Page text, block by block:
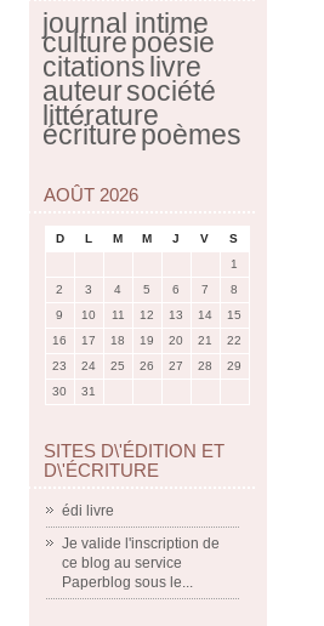
journal intime
culturepoésie
citationslivre
auteursociété
littérature
écriturepoèmes
AOÛT 2026
D L M M J V
S
1
2
3 4 5 6 7
8
9
10 11 12 13 14
15
16
17 18 19 20 21
22
23
24 25 26 27 28
29
30
31
SITES D\'ÉDITION ET
D\'ÉCRITURE
édi livre
Je valide l'inscription de
ce blog au service
Paperblog sous le...